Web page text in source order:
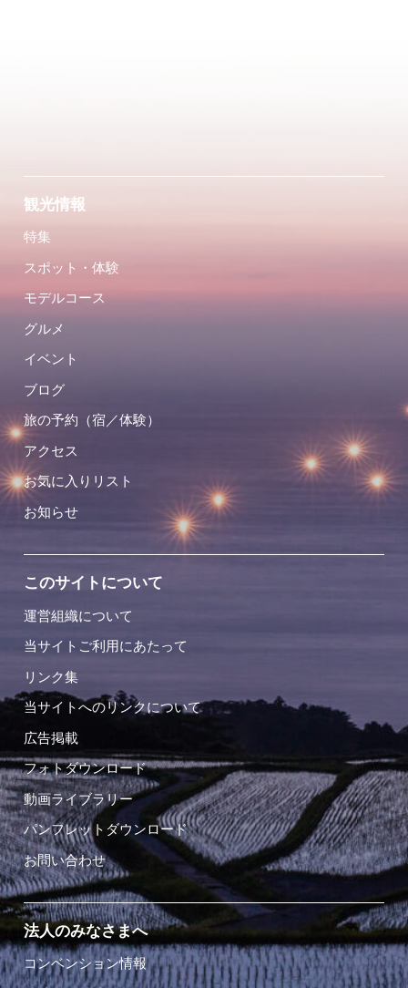
観光情報
特集
スポット・体験
モデルコース
グルメ
イベント
ブログ
旅の予約（宿／体験）
アクセス
お気に入りリスト
お知らせ
このサイトについて
運営組織について
当サイトご利用にあたって
リンク集
当サイトへのリンクについて
広告掲載
フォトダウンロード
動画ライブラリー
パンフレットダウンロード
お問い合わせ
法人のみなさまへ
コンベンション情報